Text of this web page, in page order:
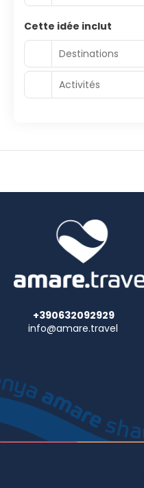
Cette idée inclut
Destinations
Activités
+390632092929
info@amare.travel